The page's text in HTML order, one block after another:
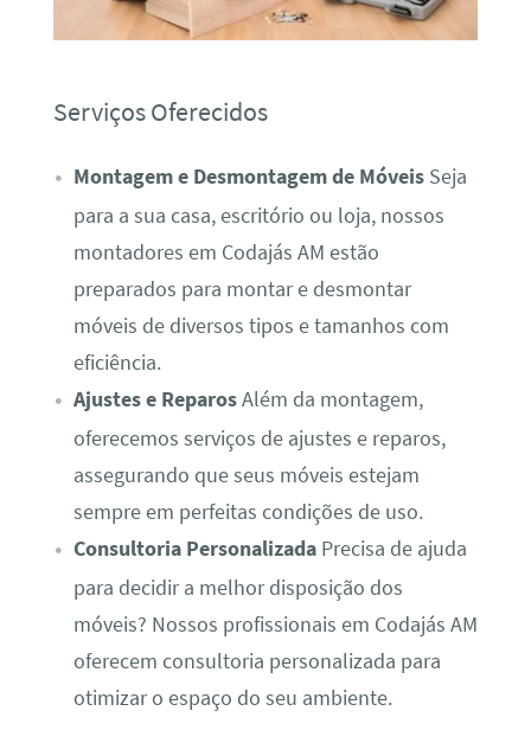
Serviços Oferecidos
Montagem e Desmontagem de MóveisSeja
para a sua casa, escritório ou loja, nossos
montadores em Codajás AM estão
preparados para montar e desmontar
móveis de diversos tipos e tamanhos com
eficiência.
Ajustes e ReparosAlém da montagem,
oferecemos serviços de ajustes e reparos,
assegurando que seus móveis estejam
sempre em perfeitas condições de uso.
Consultoria PersonalizadaPrecisa de ajuda
para decidir a melhor disposição dos
móveis? Nossos profissionais em Codajás AM
oferecem consultoria personalizada para
otimizar o espaço do seu ambiente.